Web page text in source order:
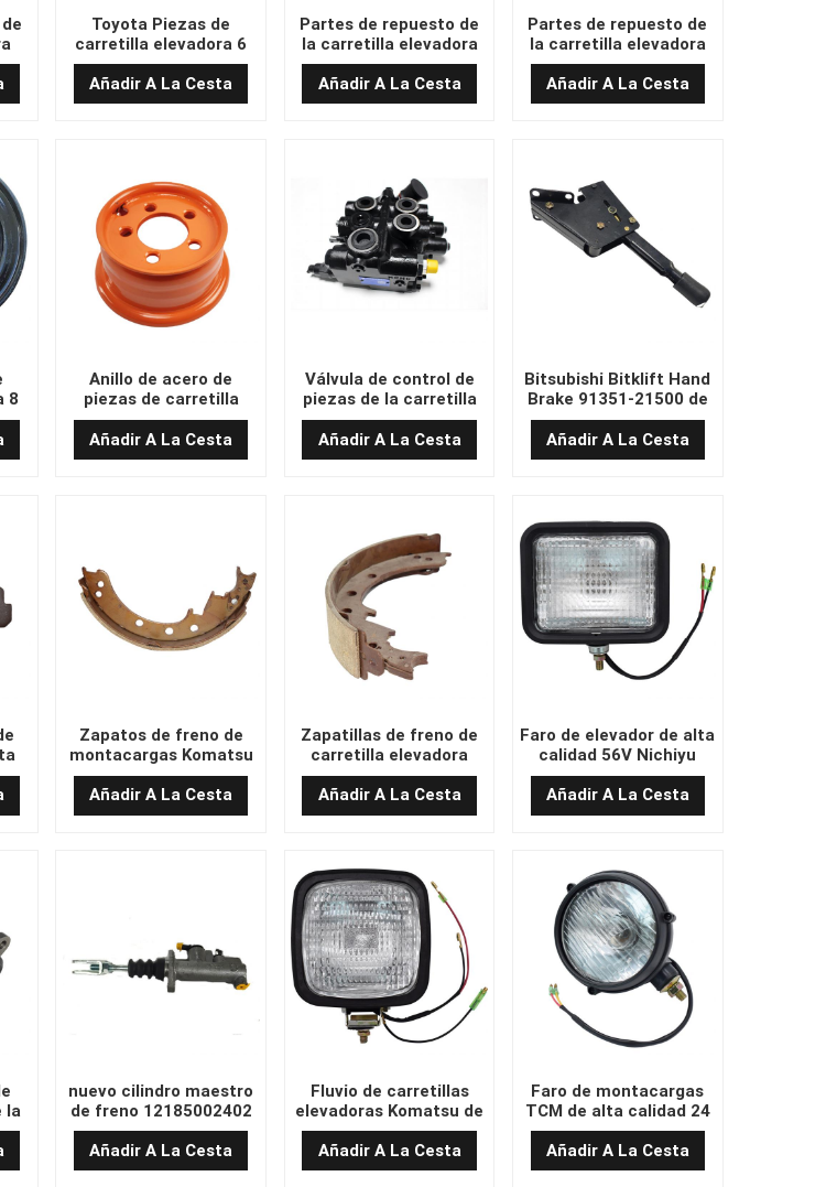
Toyota Piezas de
carretilla elevadora 6
agujeros Anillo de acero
Añadir A La Cesta
Partes de repuesto de
la carretilla elevadora
interruptor de parada
de emergencia 1115-
510008-00
Añadir A La Cesta
Partes de repuesto de
la carretilla elevadora
EP ZJK-125/ED125B-1
Interruptor de parada
de emergencia 1220-
Añadir A La Cesta
8
Anillo de acero de
piezas de carretilla
elevadora Linde
0009932423
Añadir A La Cesta
Válvula de control de
piezas de la carretilla
elevadora CDB7-F15L-
T/AZ
Añadir A La Cesta
Bitsubishi Bitklift Hand
Brake 91351-21500 de
alta calidad 91351-
21500
Añadir A La Cesta
Zapatos de freno de
montacargas Komatsu
de alta calidad
Añadir A La Cesta
Zapatillas de freno de
carretilla elevadora
Komatsu de alta calidad
3EB-30-31451
Añadir A La Cesta
Faro de elevador de alta
calidad 56V Nichiyu
Añadir A La Cesta
la
nuevo cilindro maestro
de freno 12185002402
para Linde Forklift 1218
Serie Latenew Brake
Master Cylinder
Añadir A La Cesta
Fluvio de carretillas
elevadoras Komatsu de
alta calidad de 12V de
12V
Añadir A La Cesta
Faro de montacargas
TCM de alta calidad 24
V
Añadir A La Cesta